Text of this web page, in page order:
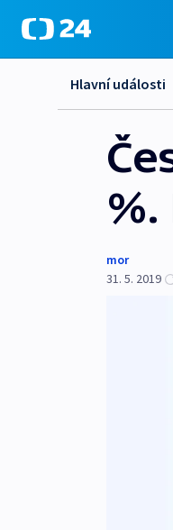
Hlavní události
mor
31. 5. 2019